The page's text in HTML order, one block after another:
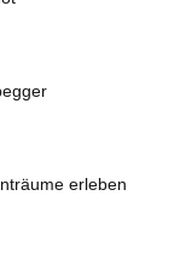
erleben